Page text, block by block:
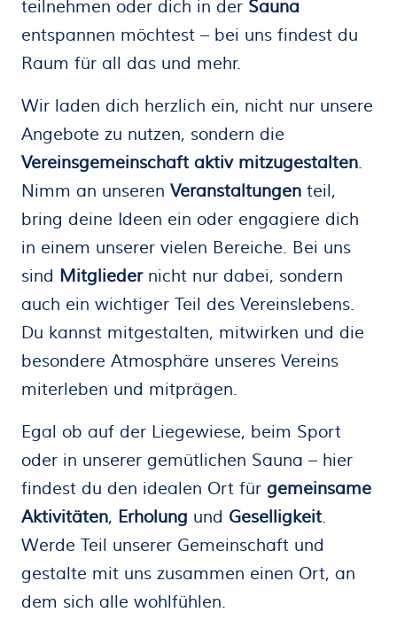
teilnehmen oder dich in der Sauna
entspannen möchtest – bei uns findest du
Raum für all das und mehr.
Wir laden dich herzlich ein, nicht nur unsere
Angebote zu nutzen, sondern die
Vereinsgemeinschaft aktiv mitzugestalten.
Nimm an unseren Veranstaltungen teil,
bring deine Ideen ein oder engagiere dich
in einem unserer vielen Bereiche. Bei uns
sind Mitgliedernicht nur dabei, sondern
auch ein wichtiger Teil des Vereinslebens.
Du kannst mitgestalten, mitwirken und die
besondere Atmosphäre unseres Vereins
miterleben und mitprägen.
Egal ob auf der Liegewiese, beim Sport
oder in unserer gemütlichen Sauna – hier
findest du den idealen Ort für gemeinsame
Aktivitäten, Erholung und Geselligkeit.
Werde Teil unserer Gemeinschaft und
gestalte mit uns zusammen einen Ort, an
dem sich alle wohlfühlen.